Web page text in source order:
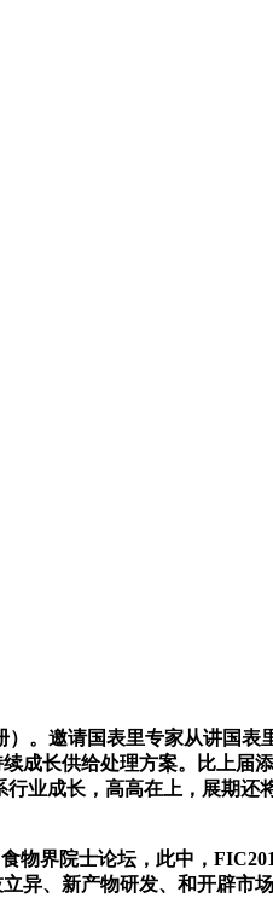
。邀请国表里专家从讲国表
成长供给处理方案。比上届
业成长，高高在上，展期
界院士论坛，此中，
异、新产物研发、和开辟市